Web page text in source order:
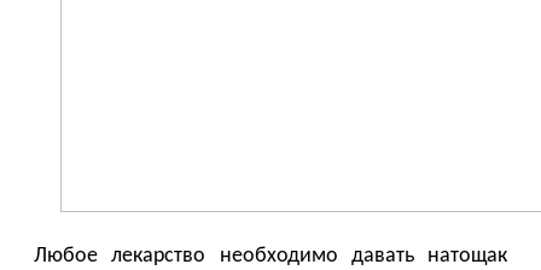
Любое лекарство необходимо давать натощак